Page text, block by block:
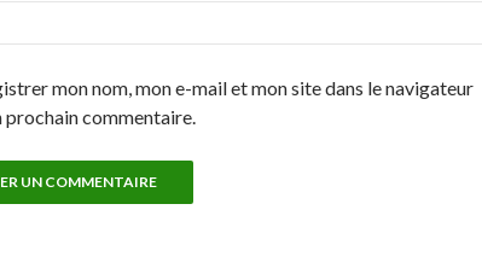
mon nom, mon e-mail et mon site dans le navigateur
prochain commentaire.